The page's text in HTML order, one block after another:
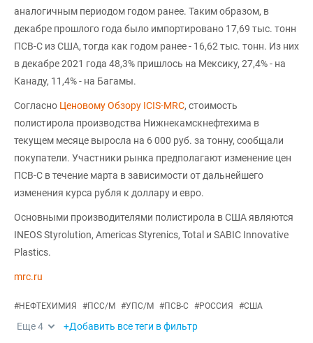
аналогичным периодом годом ранее. Таким образом, в
декабре прошлого года было импортировано 17,69 тыс. тонн
ПСВ-С из США, тогда как годом ранее - 16,62 тыс. тонн. Из них
в декабре 2021 года 48,3% пришлось на Мексику, 27,4% - на
Канаду, 11,4% - на Багамы.
Согласно Ценовому Обзору ICIS-MRC, стоимость
полистирола производства Нижнекамскнефтехима в
текущем месяце выросла на 6 000 руб. за тонну, сообщали
покупатели. Участники рынка предполагают изменение цен
ПСВ-С в течение марта в зависимости от дальнейшего
изменения курса рубля к доллару и евро.
Основными производителями полистирола в США являются
INEOS Styrolution, Americas Styrenics, Total и SABIC Innovative
Plastics.
mrc.ru
#НЕФТЕХИМИЯ #ПСС/М #УПС/М #ПСВ-С #РОССИЯ #США
Еще4 +Добавить все теги в фильтр